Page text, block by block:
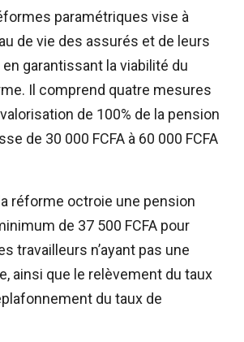
paramétriques vise à
de vie des assurés et de leurs
garantissant la viabilité du
Il comprend quatre mesures
de 100% de la pension
de 30 000 FCFA à 60 000 FCFA
réforme octroie une pension
de 37 500 FCFA pour
travailleurs n’ayant pas une
ainsi que le relèvement du taux
du taux de